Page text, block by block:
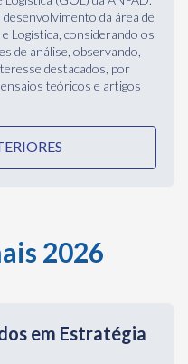
2026
temas científicos no âmbito
subsistemas e
os